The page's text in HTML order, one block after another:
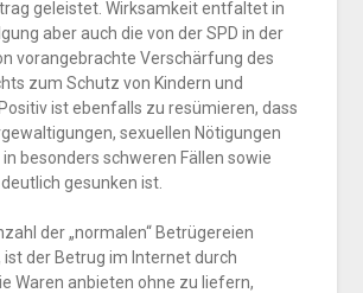
geleistet. Wirksamkeit entfaltet in
aber auch die von der SPD in der
vorangebrachte Verschärfung des
zum Schutz von Kindern und
ist ebenfalls zu resümieren, dass
sexuellen Nötigungen
besonders schweren Fällen sowie
gesunken ist.
der „normalen“ Betrügereien
ist der Betrug im Internet durch
Waren anbieten ohne zu liefern,